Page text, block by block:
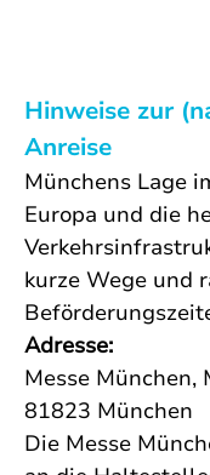
Hinweise zur
Anreise
Münchens Lage
Europa und die
kurze Wege und
Adresse:
Messe München,
81823 München
Die Messe